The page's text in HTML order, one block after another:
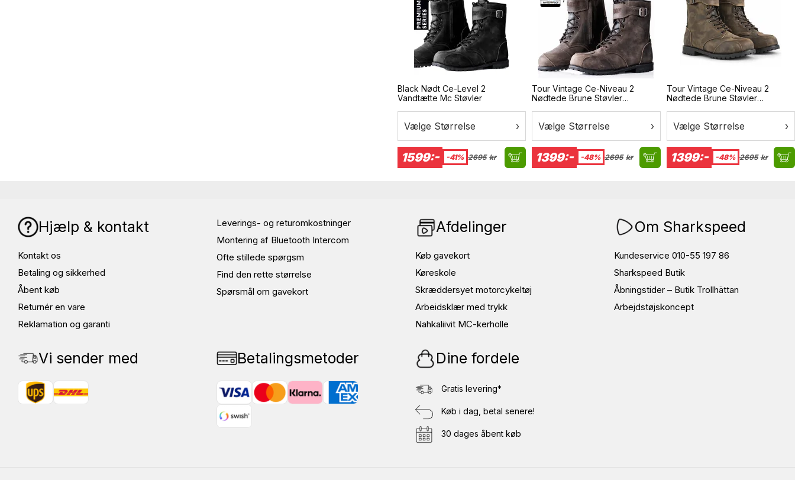
sæsonbelastning.
Størrelse
S
102
M
L
2XL
114
4XL
124
Black Nødt Ce-Level 2
Vandtætte Mc Støvler
Vælge Størrelse ›
1599:- -41% 2695 kr
Tour Vintage Ce-Niveau 2
Nødtede Brune Støvler
Vælge Størrelse ›
1399:- -48% 2695 kr
Tour Vintage Ce-Niveau 2
Nødtede Brune Støvler
Vælge Størrelse ›
1399:- -48% 2695 kr
Hjælp & kontakt
Kontakt os
Betaling og sikkerhed
Åbent køb
Returnér en vare
Reklamation og garanti
Leverings- og returomkostninger
Montering af Bluetooth Intercom
Ofte stillede spørgsm
Find den rette størrelse
Spørsmål om gavekort
Afdelinger
Køb gavekort
Køreskole
Skræddersyet motorcykeltøj
Arbeidsklær med trykk
Nahkaliivit MC-kerholle
Om Sharkspeed
Kundeservice 010-55 197 86
Sharkspeed Butik
Åbningstider – Butik Trollhättan
Arbejdstøjskoncept
Vi sender med Betalingsmetoder Dine fordele
Gratis levering*
Køb i dag, betal senere!
30 dages åbent køb